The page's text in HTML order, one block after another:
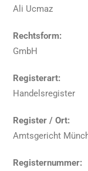
Ali Ucmaz
Rechtsform:
GmbH
Registerart:
Handelsregister
Register / Ort:
Amtsgericht
Registernummer: